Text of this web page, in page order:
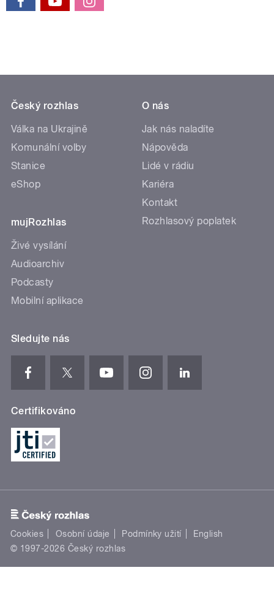
Český rozhlas
Válka na Ukrajině
Komunální volby
Stanice
eShop
mujRozhlas
Živé vysílání
Audioarchiv
Podcasty
Mobilní aplikace
O nás
Jak nás naladíte
Nápověda
Lidé v rádiu
Kariéra
Kontakt
Rozhlasový poplatek
Sledujte nás
Certifikováno
Cookies Osobní údaje Podmínky užití
English
© 1997-2026 Český rozhlas